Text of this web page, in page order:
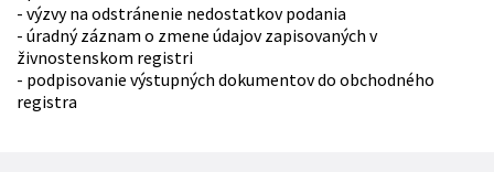
- výzvy na odstránenie nedostatkov podania
- úradný záznam o zmene údajov zapisovaných v
živnostenskom registri
- podpisovanie výstupných dokumentov do obchodného
registra